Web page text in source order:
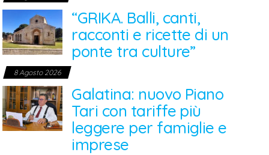
“GRIKA. Balli, canti,
racconti e ricette di un
ponte tra culture”
8 Agosto 2026
Galatina: nuovo Piano
Tari con tariffe più
leggere per famiglie e
imprese